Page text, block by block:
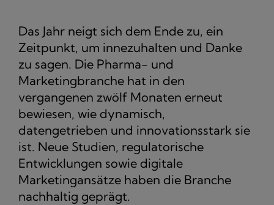
Das Jahr neigt sich dem Ende zu, ein
Zeitpunkt, um innezuhalten und Danke
zu sagen. Die Pharma- und
Marketingbranche hat in den
vergangenen zwölf Monaten erneut
bewiesen, wie dynamisch,
datengetrieben und innovationsstark sie
ist. Neue Studien, regulatorische
Entwicklungen sowie digitale
Marketingansätze haben die Branche
nachhaltig geprägt.